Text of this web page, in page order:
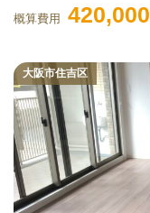
概算費用 420,000
大阪市住吉区